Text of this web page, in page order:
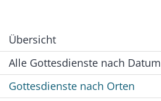
Übersicht
Alle Gottesdienste nach Datum
Gottesdienste nach Orten